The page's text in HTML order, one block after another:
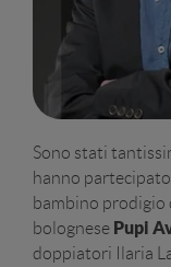
Sono stati
hanno
bambino prodigio
bolognese Pupi
doppiatori Ilaria